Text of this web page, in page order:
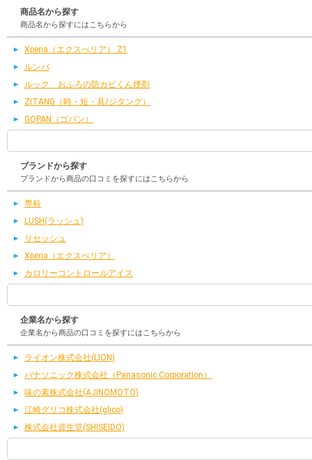
商品名から探す
商品名から探すにはこちらから
Xperia（エクスぺリア） Z1
ルンバ
ルック おふろの防カビくん煙剤
ZITANG（時・短・具/ジタング）
GOPAN（ゴパン）
ブランドから探す
ブランドから商品の口コミを探すにはこちらから
専科
LUSH(ラッシュ)
リセッシュ
Xperia（エクスぺリア）
カロリーコントロールアイス
企業名から探す
企業名から商品の口コミを探すにはこちらから
ライオン株式会社(LION)
パナソニック株式会社（Panasonic Corporation）
味の素株式会社(AJINOMOTO)
江崎グリコ株式会社(glico)
株式会社資生堂(SHISEIDO)